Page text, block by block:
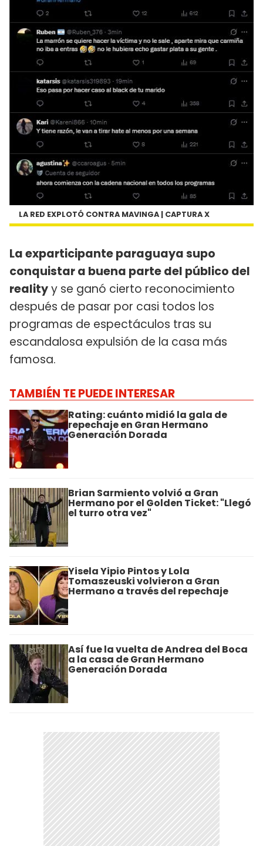
LA RED EXPLOTÓ CONTRA MAVINGA | CAPTURA X
La exparticipante paraguaya supo
conquistar a buena parte del público del
realityy se ganó cierto reconocimiento
después de pasar por casi todos los
programas de espectáculos tras su
escandalosa expulsión de la casa más
famosa.
TAMBIÉN TE PUEDE INTERESAR
Rating: cuánto midió la gala de
repechaje en Gran Hermano
Generación Dorada
Brian Sarmiento volvió a Gran
Hermano por el Golden Ticket: "Llegó
el turro otra vez"
Yisela Yipio Pintos y Lola
Tomaszeuski volvieron a Gran
Hermano a través del repechaje
Así fue la vuelta de Andrea del Boca
a la casa de Gran Hermano
Generación Dorada